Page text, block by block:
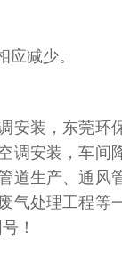
减少。
安装，东莞环
调安装，车间
道生产、通
气处理工程等
！